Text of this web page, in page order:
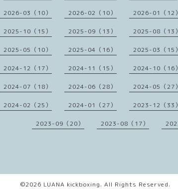
2026-03（10） 2026-02（10） 2026-01（12）
2025-10（15） 2025-09（13） 2025-08（13）
2025-05（10） 2025-04（16） 2025-03（15）
2024-12（17） 2024-11（15） 2024-10（16）
2024-07（18） 2024-06（28） 2024-05（27）
2024-02（25） 2024-01（27） 2023-12（33）
2023-09（20） 2023-08（17）
©2026 LUANA kickboxing. All Rights Reserved.